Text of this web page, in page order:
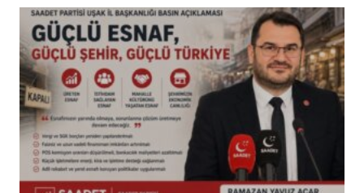
(başlıksız)